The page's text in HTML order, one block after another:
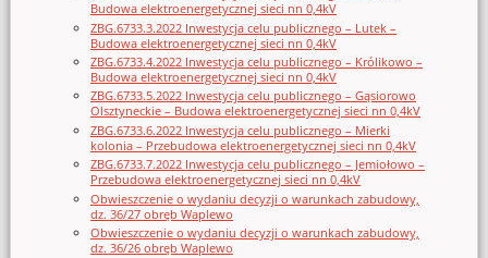
Budowa elektroenergetycznej sieci nn 0,4kV
ZBG.6733.3.2022 Inwestycja celu publicznego – Lutek –
Budowa elektroenergetycznej sieci nn 0,4kV
ZBG.6733.4.2022 Inwestycja celu publicznego – Królikowo –
Budowa elektroenergetycznej sieci nn 0,4kV
ZBG.6733.5.2022 Inwestycja celu publicznego – Gąsiorowo
Olsztyneckie – Budowa elektroenergetycznej sieci nn 0,4kV
ZBG.6733.6.2022 Inwestycja celu publicznego – Mierki
kolonia – Przebudowa elektroenergetycznej sieci nn 0,4kV
ZBG.6733.7.2022 Inwestycja celu publicznego – Jemiołowo –
Przebudowa elektroenergetycznej sieci nn 0,4kV
Obwieszczenie o wydaniu decyzji o warunkach zabudowy,
dz. 36/27 obręb Waplewo
Obwieszczenie o wydaniu decyzji o warunkach zabudowy,
dz. 36/26 obręb Waplewo